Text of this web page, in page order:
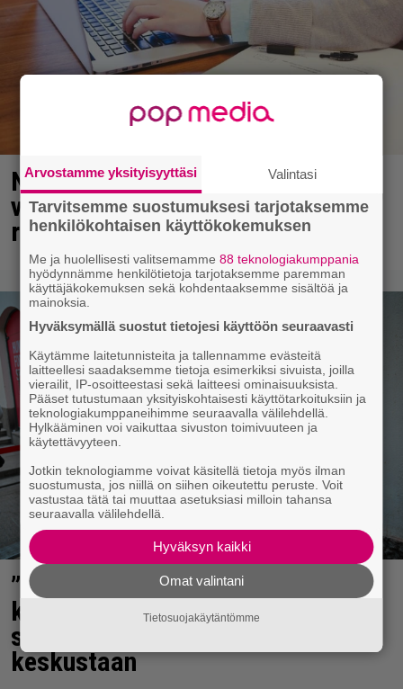
Nyt tuli varoitus Venäjästä – näin
voit joutua uhriksi hotelleissa ja
ravintoloissa
”Mitä isompi vehje, sen paremmin
kulkee” – Susanna Penttilä
suuntasi Bangbussinsa Helsingin
keskustaan
Arvostamme yksityisyyttäsi Valintasi
Tarvitsemme suostumuksesi tarjotaksemme
henkilökohtaisen käyttökokemuksen
Me ja huolellisesti valitsemamme88 teknologiakumppania
hyödynnämme henkilötietoja tarjotaksemme paremman
käyttäjäkokemuksen sekä kohdentaaksemme sisältöä ja
mainoksia.
Hyväksymällä suostut tietojesi käyttöön seuraavasti
Käytämme laitetunnisteita ja tallennamme evästeitä
laitteellesi saadaksemme tietoja esimerkiksi sivuista, joilla
vierailit, IP-osoitteestasi sekä laitteesi ominaisuuksista.
Pääset tutustumaan yksityiskohtaisesti käyttötarkoituksiin ja
teknologiakumppaneihimme seuraavalla välilehdellä.
Hylkääminen voi vaikuttaa sivuston toimivuuteen ja
käytettävyyteen.
Jotkin teknologiamme voivat käsitellä tietoja myös ilman
suostumusta, jos niillä on siihen oikeutettu peruste. Voit
vastustaa tätä tai muuttaa asetuksiasi milloin tahansa
seuraavalla välilehdellä.
Hyväksyn kaikki
Omat valintani
Tietosuojakäytäntömme